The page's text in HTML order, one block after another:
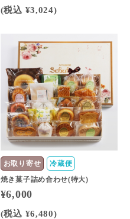
(税込 ¥3,024)
お取り寄せ
冷蔵便
焼き菓子詰め合わせ(特大)
¥6,000
(税込 ¥6,480)